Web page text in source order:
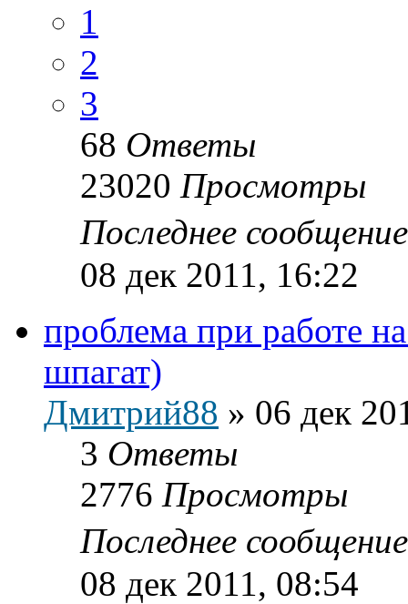
1
2
3
68 Ответы
23020 Просмотры
Последнее
08 дек 2011, 16:22
проблема при работе
шпагат)
Дмитрий88 » 06 дек
3 Ответы
2776 Просмотры
Последнее
08 дек 2011, 08:54